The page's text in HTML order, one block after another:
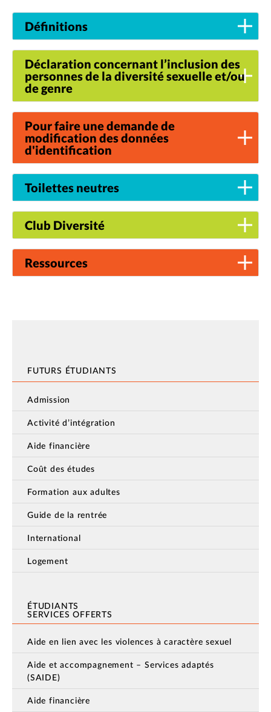
Définitions
Déclaration concernant l’inclusion des
personnes de la diversité sexuelle et/ou
de genre
Pour faire une demande de
modification des données
d'identification
Toilettes neutres
Club Diversité
Ressources
FUTURS ÉTUDIANTS
Admission
Activité d’intégration
Aide financière
Coût des études
Formation aux adultes
Guide de la rentrée
International
Logement
ÉTUDIANTS
SERVICES OFFERTS
Aide en lien avec les violences à caractère sexuel
Aide et accompagnement – Services adaptés
(SAIDE)
Aide financière